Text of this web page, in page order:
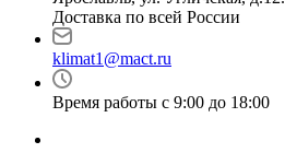
Доставка по всей России
klimat1@mact.ru
Время работы с 9:00 до 18:00